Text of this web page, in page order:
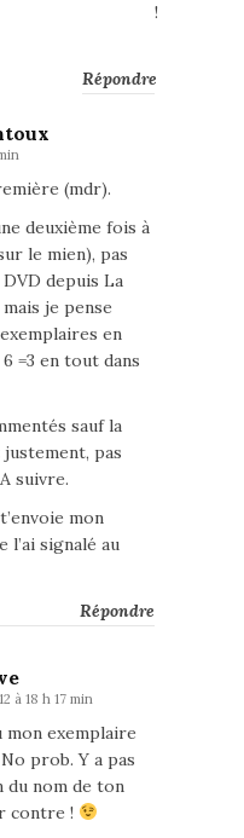
!
Répondre
(mdr).
deuxième fois à
le mien), pas
depuis La
je pense
en
=3 en tout dans
sauf la
pas
suivre.
mon
l’ai signalé au
Répondre
à 18 h 17 min
mon exemplaire
prob. Y a pas
du nom de ton
contre !